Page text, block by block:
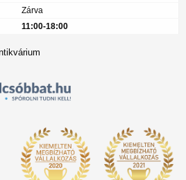
Zárva
11:00-18:00